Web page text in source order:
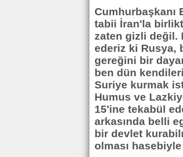
Cumhurbaşkanı
tabii İran'la
zaten gizli değil.
ederiz ki Rusya,
gereğini bir
ben dün
Suriye kurmak
Humus ve
15'ine tekabül
arkasında belli
bir devlet
olması